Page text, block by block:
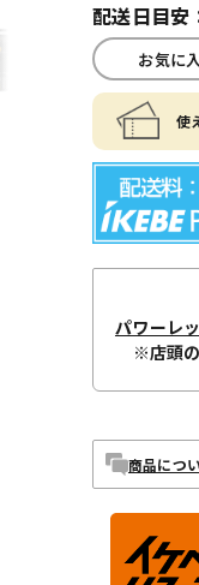
配送日目安
お気に
使
パワーレ
※店頭
商品につ